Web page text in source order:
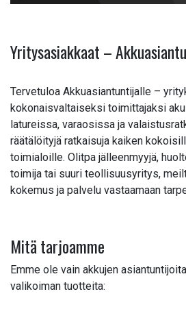
Yritysasiakkaat –
Tervetuloa Akkuasiantuntijalle –
kokonaisvaltaiseksi toimittajaksi
latureissa, varaosissa ja
räätälöityjä ratkaisuja kaiken
toimialoille. Olitpa jälleenmyyjä,
toimija tai suuri teollisuusyritys,
kokemus ja palvelu vastaamaan
Mitä tarjoamme
Emme ole vain akkujen
valikoiman tuotteita: